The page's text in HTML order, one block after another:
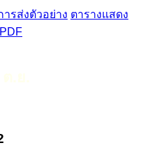
ารส่งตัวอย่าง ตารางแสดง